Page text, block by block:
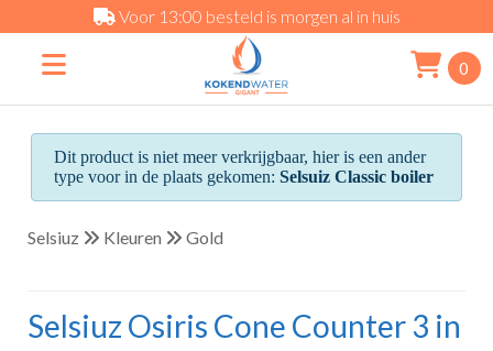
Voor 13:00 besteld is morgen al in huis
0
Dit product is niet meer verkrijgbaar, hier is een ander
type voor in de plaats gekomen:Selsuiz Classic boiler
Selsiuz Kleuren Gold
Selsiuz Osiris Cone Counter 3 in